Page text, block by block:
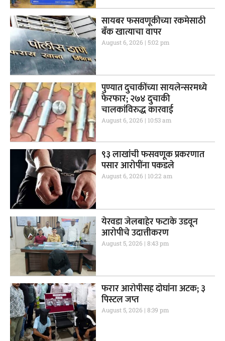
सायबर फसवणूकीच्या रकमेसाठी
बँक खात्याचा वापर
August 6, 2026 5:02 pm
पुण्यात दुचाकींच्या सायलेन्सरमध्ये
फेरफार; २७४ दुचाकी
चालकांविरुद्ध कारवाई
August 6, 2026 10:53 am
९३ लाखांची फसवणूक प्रकरणात
पसार आरोपींना पकडले
August 6, 2026 10:22 am
येरवडा जेलबाहेर फटाके उडवून
आरोपीचे उदात्तीकरण
August 5, 2026 8:43 pm
फरार आरोपीसह दोघांना अटक; ३
पिस्टल जप्त
August 5, 2026 8:39 pm